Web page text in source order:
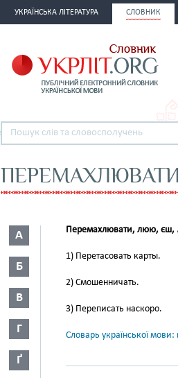
УКРАЇНСЬКА ЛІТЕРАТУРА СЛОВНИК
ПЕРЕМАХЛЮВАТИ
А
Б
В
Г
Ґ
Перемахлювати, люю, єш,
1) Перетасовать карты.
2) Смошенничать.
3) Переписать наскоро.
Словарь української